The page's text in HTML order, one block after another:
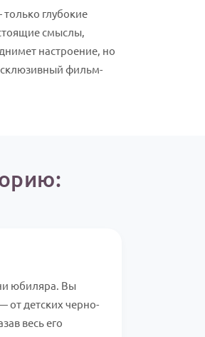
глубокие
смыслы,
настроение, но
фильм-
юбиляра. Вы
от детских черно-
весь его